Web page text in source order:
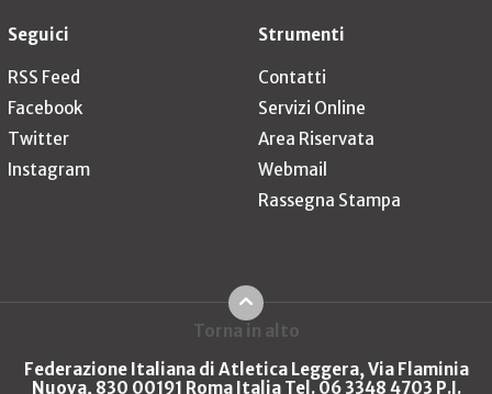
Seguici
RSS Feed
Facebook
Twitter
Instagram
Strumenti
Contatti
Servizi Online
Area Riservata
Webmail
Rassegna Stampa
Torna in alto
Federazione Italiana di Atletica Leggera, Via Flaminia
Nuova, 830 00191 Roma Italia Tel. 06 3348 4703 P.I.